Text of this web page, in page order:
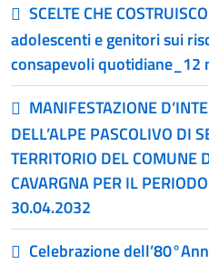
SCELTE CHE
adolescenti e genitori sui
consapevoli quotidiane_12
MANIFESTAZIONE
DELL’ALPE PASCOLIVO DI
TERRITORIO DEL COMUNE
CAVARGNA PER IL
30.04.2032
Celebrazione